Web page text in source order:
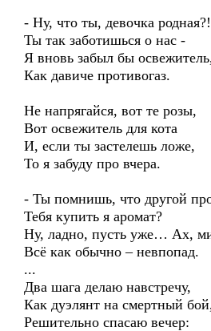
- Ну, что ты, девочка родная?!
Ты так заботишься о нас -
Я вновь забыл бы
Как давиче противогаз.
Не напрягайся, вот те розы,
Вот освежитель для кота
И, если ты застелешь ложе,
То я забуду про вчера.
- Ты помнишь, что другой
Тебя купить я аромат?
Ну, ладно, пусть уже… Ах,
Всё как обычно – невпопад.
...
Два шага делаю навстречу,
Как дуэлянт на смертный
Решительно спасаю вечер: